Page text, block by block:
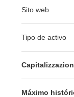
Sito web
Tipo de activo
Máximo